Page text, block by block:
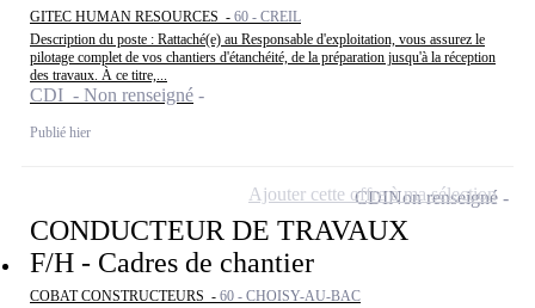
GITEC HUMAN RESOURCES - 60 - CREIL
Description du poste : Rattaché(e) au Responsable d'exploitation, vous assurez le
pilotage complet de vos chantiers d'étanchéité, de la préparation jusqu'à la réception
des travaux. À ce titre,...
CDI - Non renseigné
Publié hier
CONDUCTEUR DE TRAVAUX
F/H - Cadres de chantier
COBAT CONSTRUCTEURS - 60 - CHOISY-AU-BAC
CDINon renseigné
Ajouter cette offre à ma sélection